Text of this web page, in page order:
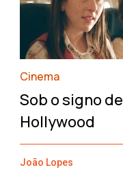
Cinema
Sob o signo de
Hollywood
João Lopes